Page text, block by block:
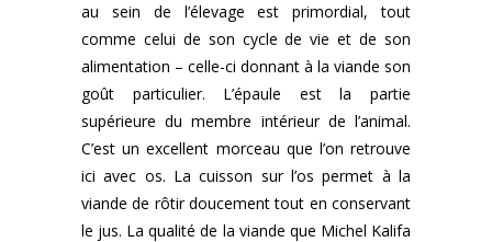
au sein de l’élevage est primordial, tout
comme celui de son cycle de vie et de son
alimentation – celle-ci donnant à la viande son
goût particulier. L’épaule est la partie
supérieure du membre intérieur de l’animal.
C’est un excellent morceau que l’on retrouve
ici avec os. La cuisson sur l’os permet à la
viande de rôtir doucement tout en conservant
le jus. La qualité de la viande que Michel Kalifa